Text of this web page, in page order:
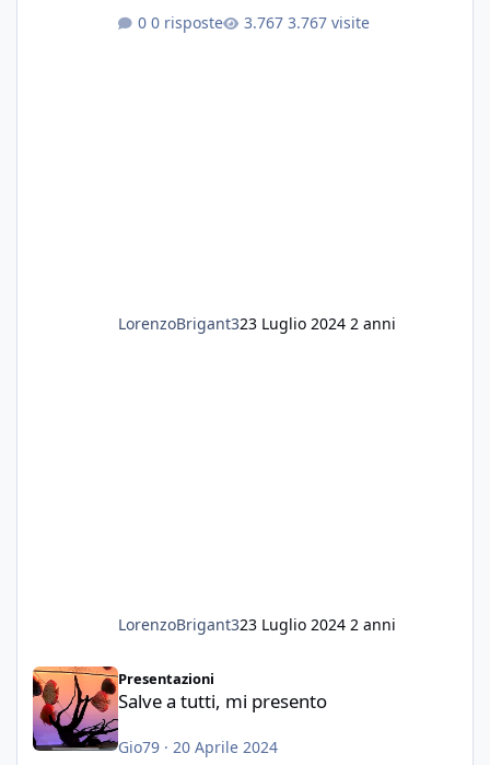
fertilizzato.le foglie delle piante sono
0 risposte 3.767 visite
LorenzoBrigant323 Luglio 2024 2 anni
LorenzoBrigant323 Luglio 2024 2 anni
Presentazioni
Salve a tutti, mi presento
Gio79· 20 Aprile 2024